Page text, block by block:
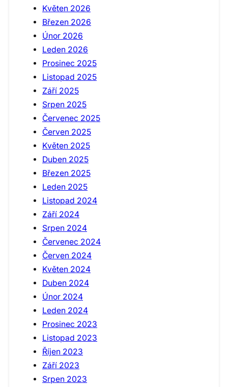
Květen 2026
Březen 2026
Únor 2026
Leden 2026
Prosinec 2025
Listopad 2025
Září 2025
Srpen 2025
Červenec 2025
Červen 2025
Květen 2025
Duben 2025
Březen 2025
Leden 2025
Listopad 2024
Září 2024
Srpen 2024
Červenec 2024
Červen 2024
Květen 2024
Duben 2024
Únor 2024
Leden 2024
Prosinec 2023
Listopad 2023
Říjen 2023
Září 2023
Srpen 2023